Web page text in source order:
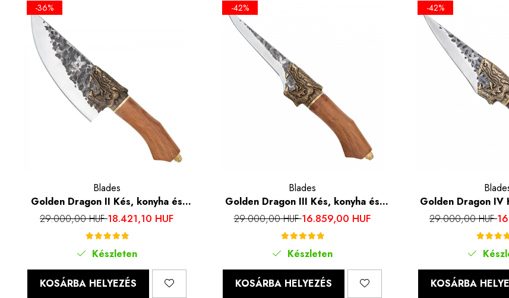
-36%
Blades
Golden Dragon II Kés, konyha és
kemping, kalapált hammerhead, 7Cr17
acél, rózsafa markolat, 27.5 cm
29.000,00 HUF18.421,10 HUF
Készleten
KOSÁRBA HELYEZÉS
-42%
Blades
Golden Dragon III Kés, konyha és
kemping, kalapált hammerhead, 7Cr17
acél, 28.5 cm
29.000,00 HUF16.859,00 HUF
Készleten
KOSÁRBA HELYEZÉS
-42%
Golden Dragon IV
kemping, kalapált
acél, rózsafa
29.000,00 HUF
KOSÁRBA